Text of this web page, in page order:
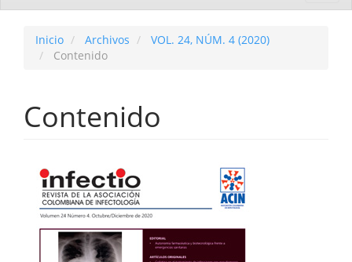
Inicio Archivos
VOL. 24, NÚM. 4 (2020)
Contenido
Contenido
Barra
lateral
del
artículo